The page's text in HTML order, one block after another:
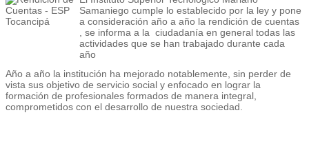
Samaniego cumple lo establecido por la ley y pone
a consideración año a año la rendición de cuentas
, se informa a la ciudadanía en general todas las
actividades que se han trabajado durante cada
año
Año a año la institución ha mejorado notablemente, sin perder de
vista sus objetivo de servicio social y enfocado en lograr la
formación de profesionales formados de manera integral,
comprometidos con el desarrollo de nuestra sociedad.